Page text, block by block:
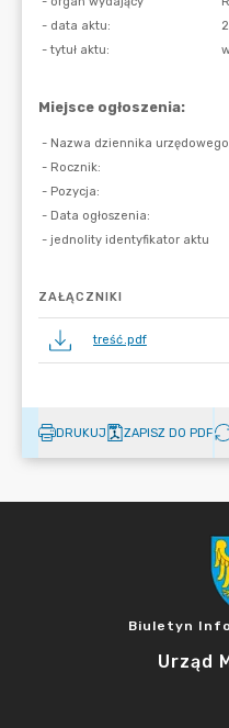
ZAŁĄCZNIKI
treść.pdf
DRUKUJ ZAPISZ DO PDF
Biuletyn
Urząd